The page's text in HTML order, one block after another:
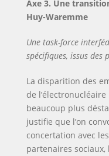
Axe 3. Une
Huy-Waremme
Une task-force
spécifiques, issus des
La disparition des
de
beaucoup plus
justifie que l’on
concertation avec
partenaires